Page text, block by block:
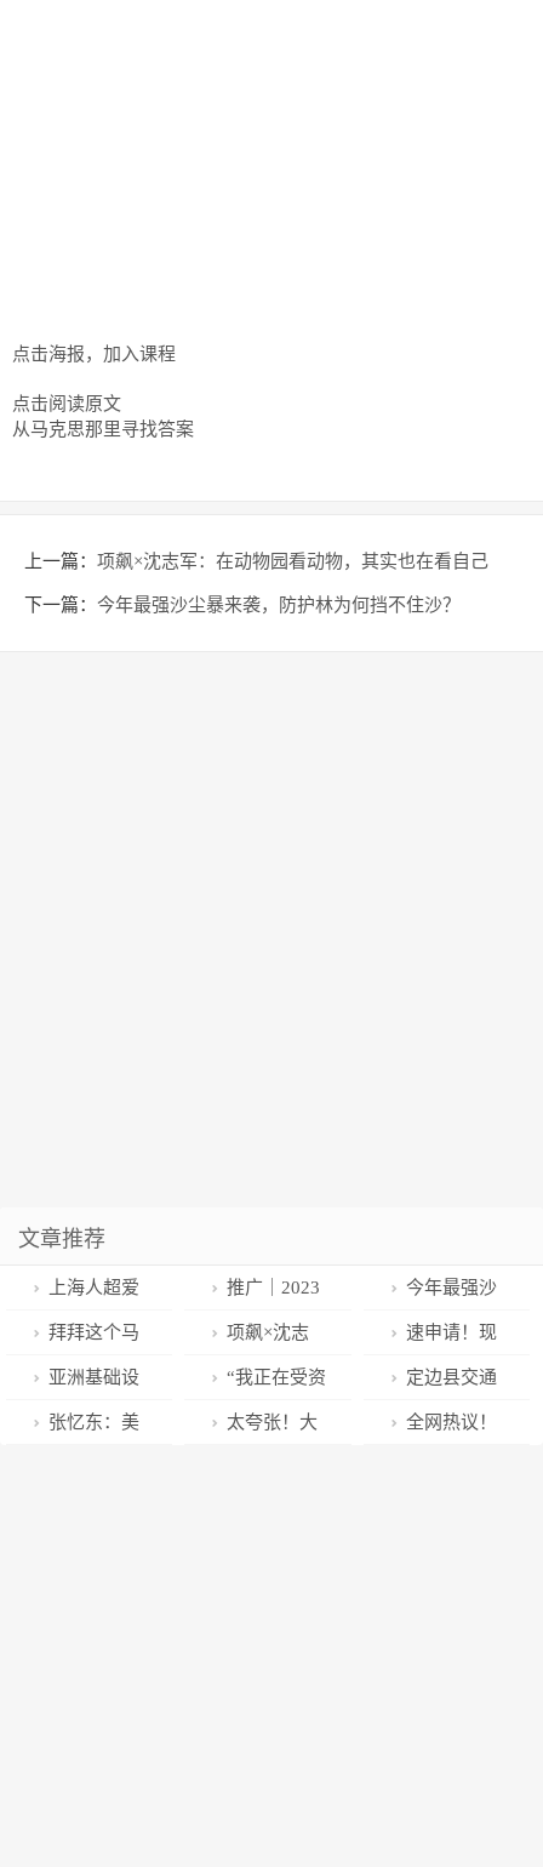
点击海报，加入课程
点击阅读原文
从马克思那里寻找答案
上一篇： 项飙×沈志军：在动物园看动物，其实也在看自己
下一篇： 今年最强沙尘暴来袭，防护林为何挡不住沙？
文章推荐
上海人超爱
的刀鱼馄饨，
到底有多鲜？
推广｜2023
亚太金融论
坛，金融创新
发展新添“白酒
今年最强沙
尘暴来袭，防
护林为何挡不
住沙？
拜拜这个马
克思！考试打
工的7个热知
项飙×沈志
军：在动物园
看动物，其实
速申请！现
公益征集白癜
风(白斑)/银屑
亚洲基础设
施投资银行
“我正在受资
本霸凌”！张兰
定边县交通
运输局考察团
张忆东：美 太夸张！大 全网热议！